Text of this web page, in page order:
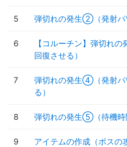
5 弾切れの発生②（発射パ
6
【コルーチン】弾切れ
回復させる）
7
弾切れの発生④（発射パ
る）
8 弾切れの発生⑤（待機時
9 アイテムの作成（ボスの